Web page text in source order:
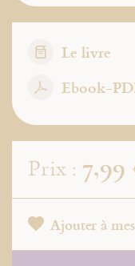
Le livre
Ebook-
Prix : 7,99
Ajouter à